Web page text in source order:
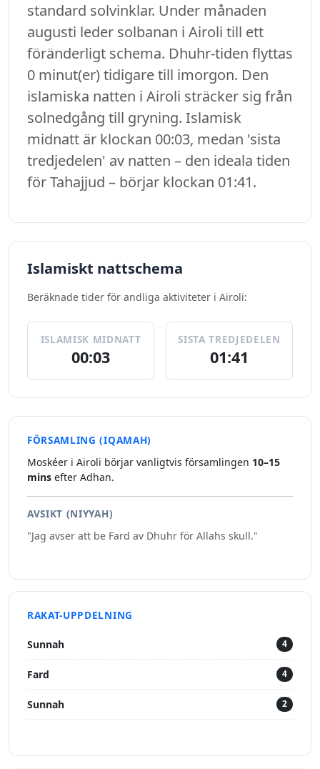
standard solvinklar. Under månaden
augusti leder solbanan i Airoli till ett
föränderligt schema. Dhuhr-tiden flyttas
0 minut(er) tidigare till imorgon. Den
islamiska natten i Airoli sträcker sig från
solnedgång till gryning. Islamisk
midnatt är klockan 00:03, medan 'sista
tredjedelen' av natten – den ideala tiden
för Tahajjud – börjar klockan 01:41.
Islamiskt nattschema
Beräknade tider för andliga aktiviteter i Airoli:
ISLAMISK MIDNATT
00:03
SISTA TREDJEDELEN
01:41
FÖRSAMLING (IQAMAH)
Moskéer i Airoli börjar vanligtvis församlingen 10–15
mins efter Adhan.
AVSIKT (NIYYAH)
"Jag avser att be Fard av Dhuhr för Allahs skull."
RAKAT-UPPDELNING
Sunnah 4
Fard 4
Sunnah 2